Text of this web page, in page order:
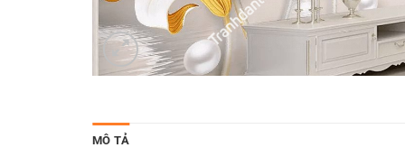
MÔ TẢ